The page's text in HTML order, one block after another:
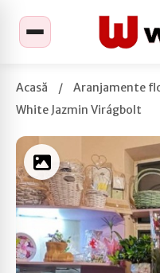
Acasă / Aranjamente
White Jazmin Virágbolt